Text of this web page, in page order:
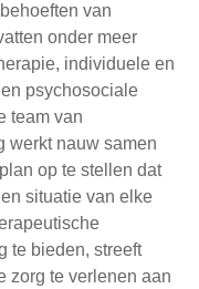
van
onder meer
individuele en
psychosociale
team van
werkt nauw samen
op te stellen dat
situatie van elke
te bieden, streeft
zorg te verlenen aan